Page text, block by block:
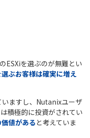
ESXiを選ぶのが無難とい
ぶお客様は確実に増え
いますし、Nutanixユーザ
積極的に投資がされてい
値があると考えていま